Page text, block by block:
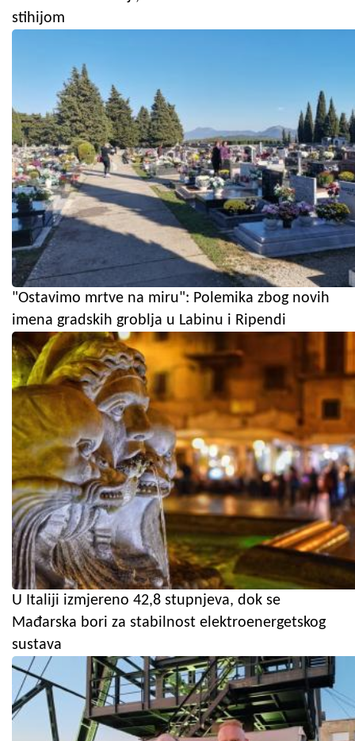
stihijom
"Ostavimo mrtve na miru": Polemika zbog novih
imena gradskih groblja u Labinu i Ripendi
U Italiji izmjereno 42,8 stupnjeva, dok se
Mađarska bori za stabilnost elektroenergetskog
sustava